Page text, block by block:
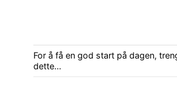
For å få en god start på dagen,
dette…